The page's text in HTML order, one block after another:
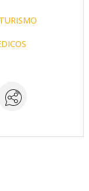
TURISMO